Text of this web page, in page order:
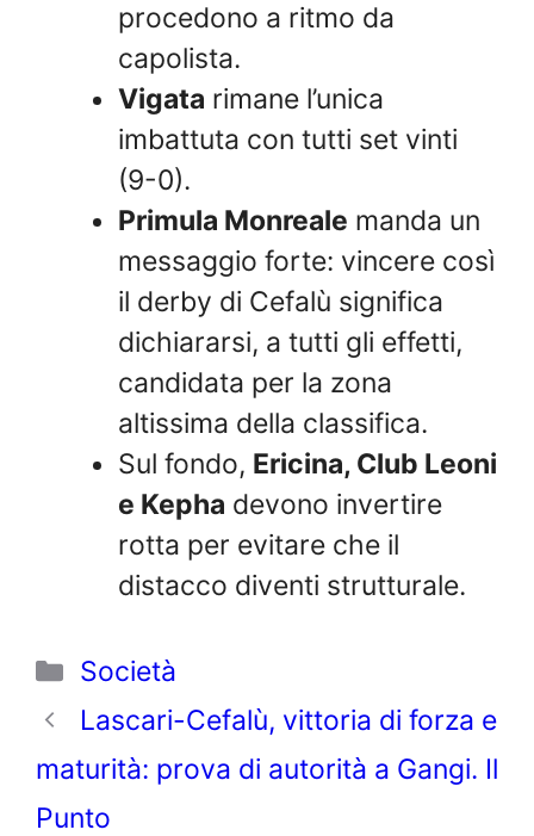
procedono a ritmo da
capolista.
Vigata rimane l’unica
imbattuta con tutti set vinti
(9-0).
Primula Monreale manda un
messaggio forte: vincere così
il derby di Cefalù significa
dichiararsi, a tutti gli effetti,
candidata per la zona
altissima della classifica.
Sul fondo, Ericina, Club Leoni
e Kepha devono invertire
rotta per evitare che il
distacco diventi strutturale.
Categorie
Società
Lascari-Cefalù, vittoria di forza e
maturità: prova di autorità a Gangi. Il
Punto